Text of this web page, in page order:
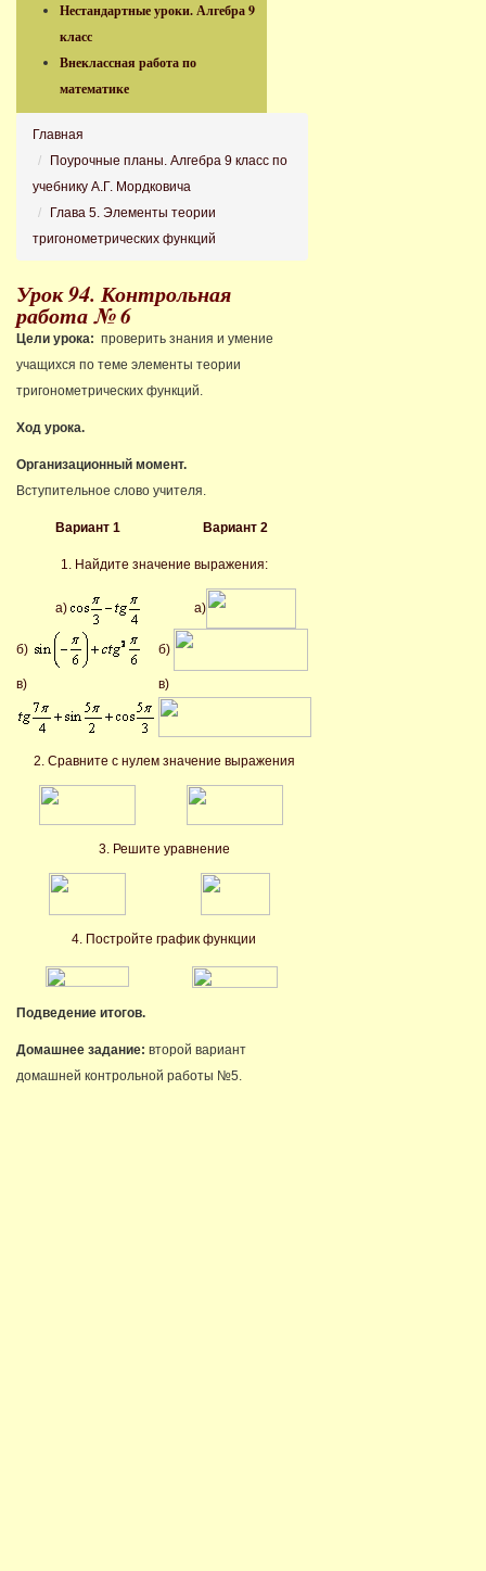
Нестандартные уроки. Алгебра 9
класс
Внеклассная работа по
математике
Главная
Поурочные планы. Алгебра 9 класс по
учебнику А.Г. Мордковича
Глава 5. Элементы теории
тригонометрических функций
Урок 94. Контрольная
работа № 6
Цели урока: проверить знания и умение
учащихся по теме элементы теории
тригонометрических функций.
Ход урока.
Организационный момент.
Вступительное слово учителя.
Вариант 1 Вариант 2
1. Найдите значение выражения:
а)
б)
в)
а)
б)
в)
2. Сравните с нулем значение выражения
3. Решите уравнение
4. Постройте график функции
Подведение итогов.
Домашнее задание: второй вариант
домашней контрольной работы №5.